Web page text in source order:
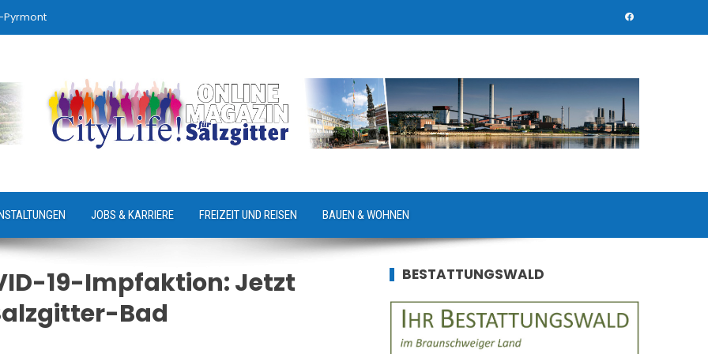
Pyrmont
JOBS & KARRIERE FREIZEIT UND REISEN BAUEN & WOHNEN
19-Impfaktion: Jetzt
Bad
BESTATTUNGSWALD